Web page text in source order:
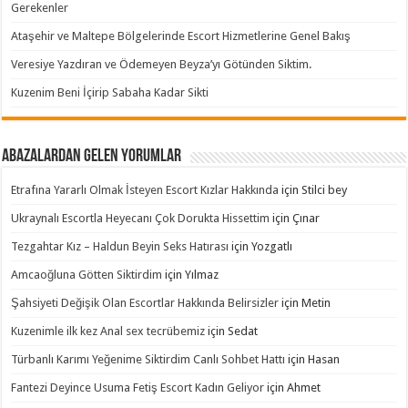
Gerekenler
Ataşehir ve Maltepe Bölgelerinde Escort Hizmetlerine Genel Bakış
Veresiye Yazdıran ve Ödemeyen Beyza’yı Götünden Siktim.
Kuzenim Beni İçirip Sabaha Kadar Sikti
Abazalardan Gelen Yorumlar
Etrafına Yararlı Olmak İsteyen Escort Kızlar Hakkında içinStilci bey
Ukraynalı Escortla Heyecanı Çok Dorukta Hissettim içinÇınar
Tezgahtar Kız – Haldun Beyin Seks Hatırası içinYozgatlı
Amcaoğluna Götten Siktirdim içinYılmaz
Şahsiyeti Değişik Olan Escortlar Hakkında Belirsizler içinMetin
Kuzenimle ilk kez Anal sex tecrübemiz içinSedat
Türbanlı Karımı Yeğenime Siktirdim Canlı Sohbet Hattı içinHasan
Fantezi Deyince Usuma Fetiş Escort Kadın Geliyor içinAhmet